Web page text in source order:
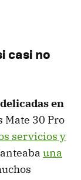
casi no
en
Mate 30 Pro
servicios y
una